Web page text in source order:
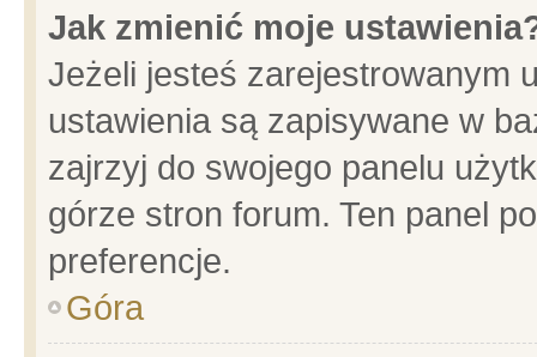
Jak zmienić moje
Jeżeli jesteś zarejestrowanym
ustawienia są zapisywane w
zajrzyj do swojego panelu
górze stron forum. Ten panel
preferencje.
Góra